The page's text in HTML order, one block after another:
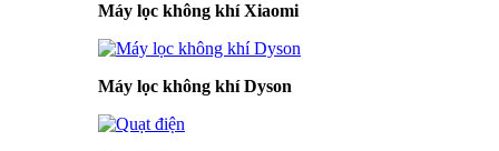
Máy lọc không khí Xiaomi
Máy lọc không khí Dyson